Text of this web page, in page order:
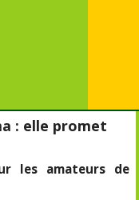
: elle promet
les amateurs de